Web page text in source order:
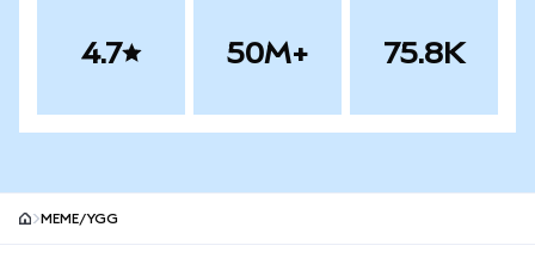
4.7 50M+ 75.8K
MEME/YGG